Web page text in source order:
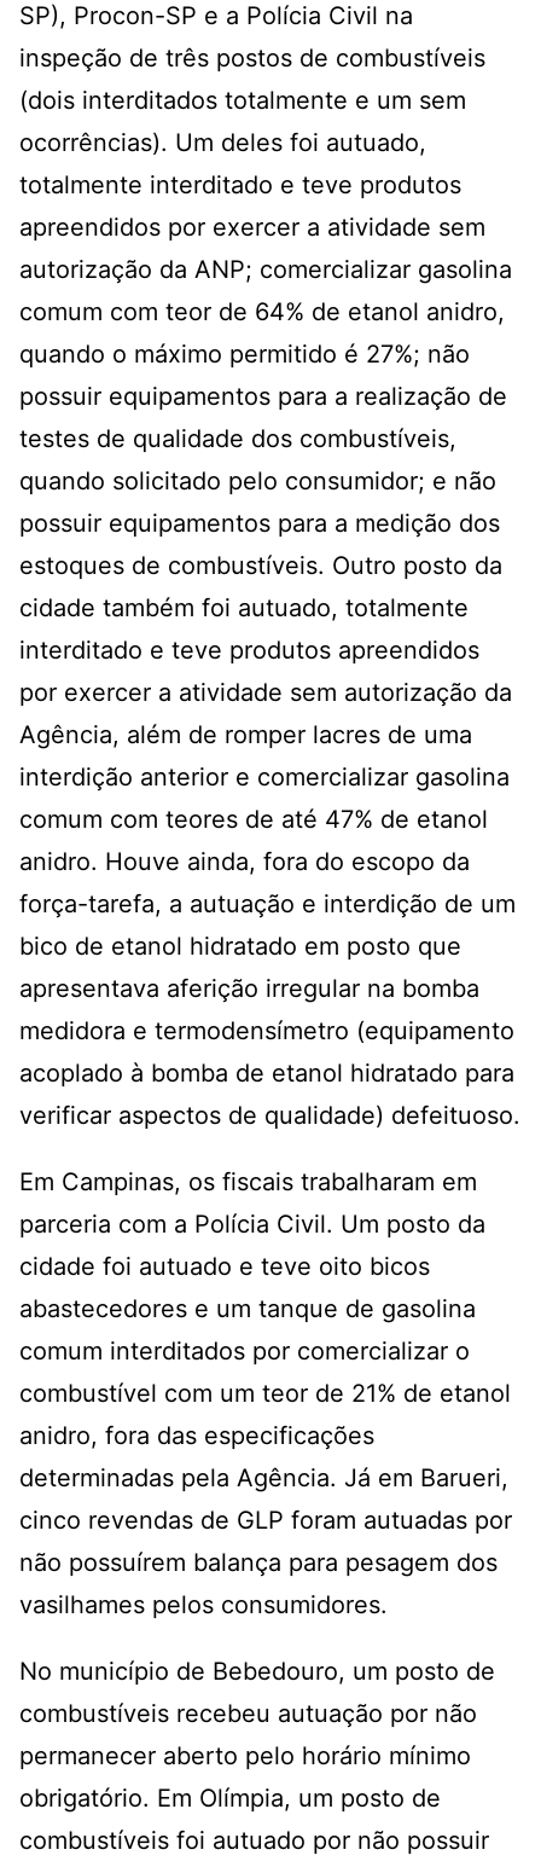
SP), Procon-SP e a Polícia Civil na
inspeção de três postos de combustíveis
(dois interditados totalmente e um sem
ocorrências). Um deles foi autuado,
totalmente interditado e teve produtos
apreendidos por exercer a atividade sem
autorização da ANP; comercializar gasolina
comum com teor de 64% de etanol anidro,
quando o máximo permitido é 27%; não
possuir equipamentos para a realização de
testes de qualidade dos combustíveis,
quando solicitado pelo consumidor; e não
possuir equipamentos para a medição dos
estoques de combustíveis. Outro posto da
cidade também foi autuado, totalmente
interditado e teve produtos apreendidos
por exercer a atividade sem autorização da
Agência, além de romper lacres de uma
interdição anterior e comercializar gasolina
comum com teores de até 47% de etanol
anidro. Houve ainda, fora do escopo da
força-tarefa, a autuação e interdição de um
bico de etanol hidratado em posto que
apresentava aferição irregular na bomba
medidora e termodensímetro (equipamento
acoplado à bomba de etanol hidratado para
verificar aspectos de qualidade) defeituoso.
Em Campinas, os fiscais trabalharam em
parceria com a Polícia Civil. Um posto da
cidade foi autuado e teve oito bicos
abastecedores e um tanque de gasolina
comum interditados por comercializar o
combustível com um teor de 21% de etanol
anidro, fora das especificações
determinadas pela Agência. Já em Barueri,
cinco revendas de GLP foram autuadas por
não possuírem balança para pesagem dos
vasilhames pelos consumidores.
No município de Bebedouro, um posto de
combustíveis recebeu autuação por não
permanecer aberto pelo horário mínimo
obrigatório. Em Olímpia, um posto de
combustíveis foi autuado por não possuir